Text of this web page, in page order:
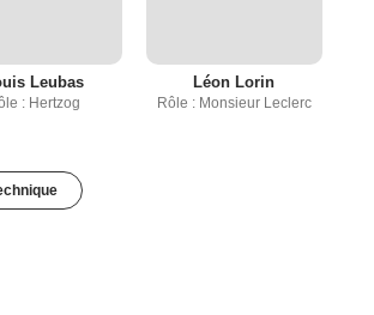
Leubas
: Hertzog
Léon Lorin
Rôle : Monsieur Leclerc